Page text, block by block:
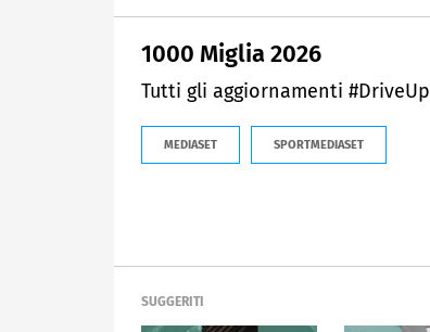
1000 Miglia 2026
Tutti gli aggiornamenti #DriveUp
MEDIASET SPORTMEDIASET
SUGGERITI